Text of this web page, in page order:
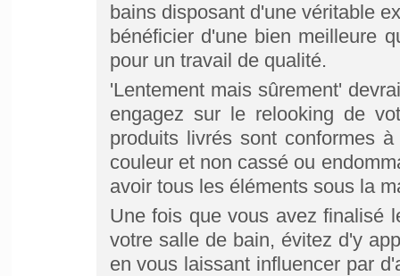
bains disposant d'une véritable
bénéficier d'une bien meilleure
pour un travail de qualité.
'Lentement mais sûrement'
engagez sur le relooking de
produits livrés sont conformes
couleur et non cassé ou
avoir tous les éléments sous la
Une fois que vous avez finalisé
votre salle de bain, évitez d'y
en vous laissant influencer par